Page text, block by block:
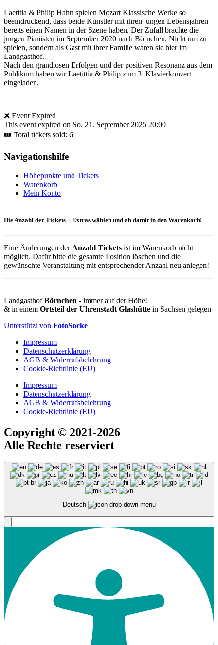
Laetitia & Philip Hahn spielen Mozart Klassische Werke so
beeindruckend, dass beide Künstler mit ihren jungen Lebensjahren
bereits einen Namen in der Szene haben. Der Zufall brachte die
jungen Pianisten im September 2020 nach Börnchen. Nicht um zu
spielen, sondern als Gast mit ihrer Familie waren sie hier im
Landgasthof.
Nach den grandiosen Erfolgen und der positiven Resonanz aus dem
Publikum haben wir Laetittia & Philip zum 3. Klavierkonzert
eingeladen.
❌ Event Expired
This event expired on So. 21. September 2025 20:00
🎟 Total tickets sold: 6
Navigationshilfe
Höhepunkte und Tickets
Warenkorb
Mein Konto
Die Anzahl der Tickets + Extras wählen und ab damit in den Warenkorb!
Eine Änderungen der Anzahl Tickets ist im Warenkorb nicht
möglich. Dafür bitte die gesamte Position löschen und die
gewünschte Veranstaltung mit entsprechender Anzahl neu anlegen!
LandgasthofBörnchen - immer auf der Höhe!
& in einem Ortsteil der Uhrenstadt Glashütte in Sachsen gelegen
Unterstützt von FotoSocke
Impressum
Datenschutzerklärung
AGB & Widerrufsbelehrung
Cookie-Richtlinie (EU)
Impressum
Datenschutzerklärung
AGB & Widerrufsbelehrung
Cookie-Richtlinie (EU)
Copyright © 2021-2026
Alle Rechte reserviert
Deutsch